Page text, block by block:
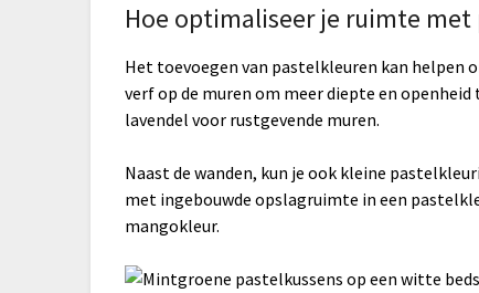
Hoe optimaliseer je ruimte
Het toevoegen van pastelkleuren kan helpen
verf op de muren om meer diepte en
lavendel voor rustgevende muren.
Naast de wanden, kun je ook kleine
met ingebouwde opslagruimte in een
mangokleur.